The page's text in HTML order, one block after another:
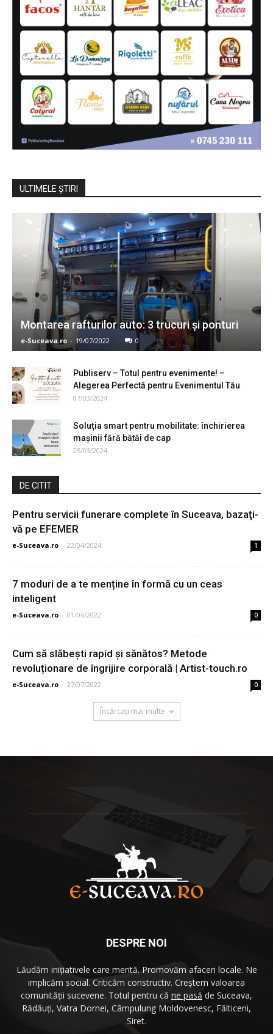
ULTIMELE ŞTIRI
Montarea rafturilor auto: 3 trucuri și ponturi
e-Suceava.ro - 19/07/2022 0
Publiserv – Totul pentru evenimente! –
Alegerea Perfectă pentru Evenimentul Tău
07/03/2024
Soluţia smart pentru mobilitate: închirierea
maşinii fără bătăi de cap
25/03/2024
DE CITIT
Pentru servicii funerare complete în Suceava, bazaţi-
vă pe EFEMER
e-Suceava.ro - 22/04/2024 1
7 moduri de a te menține în formă cu un ceas
inteligent
e-Suceava.ro - 01/06/2022 0
Cum să slăbești rapid și sănătos? Metode
revoluționare de îngrijire corporală | Artist-touch.ro
e-Suceava.ro - 27/07/2022 0
Încărcați mai multe
DESPRE NOI
Lăudăm iniţiativele care merită. Promovăm afaceri locale. Ne
implicăm social. Criticăm constructiv. Creştem valoarea
comunităţii sucevene. Totul pentru că ne pasă de Suceava,
Rădăuţi, Vatra Dornei, Câmpulung Moldovenesc, Fălticeni,
Siret.